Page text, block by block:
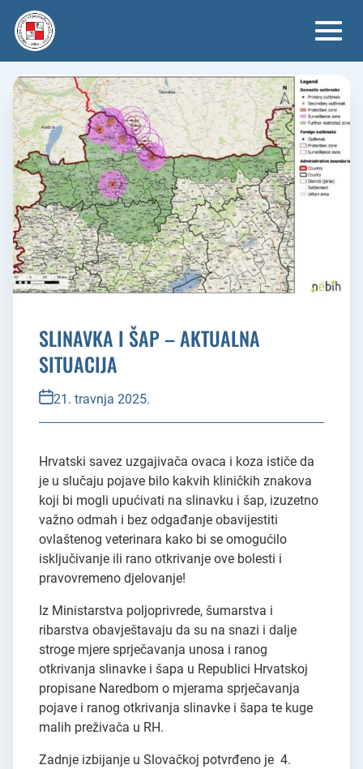
content
SLINAVKA I ŠAP – AKTUALNA
SITUACIJA
21. travnja 2025.
Hrvatski savez uzgajivača ovaca i koza ističe da
je u slučaju pojave bilo kakvih kliničkih znakova
koji bi mogli upućivati na slinavku i šap, izuzetno
važno odmah i bez odgađanje obavijestiti
ovlaštenog veterinara kako bi se omogućilo
isključivanje ili rano otkrivanje ove bolesti i
pravovremeno djelovanje!
Iz Ministarstva poljoprivrede, šumarstva i
ribarstva obavještavaju da su na snazi i dalje
stroge mjere sprječavanja unosa i ranog
otkrivanja slinavke i šapa u Republici Hrvatskoj
propisane Naredbom o mjerama sprječavanja
pojave i ranog otkrivanja slinavke i šapa te kuge
malih preživača u RH.
Zadnje izbijanje u Slovačkoj potvrđeno je 4.